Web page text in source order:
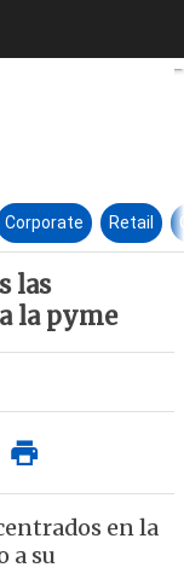
en todas
Corporate Retail
las
la pyme
en la
a su